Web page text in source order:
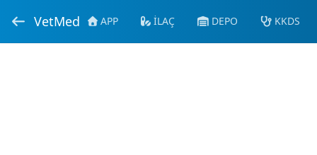
VetMed APP İLAÇ DEPO KKDS